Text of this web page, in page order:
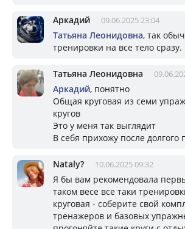
Аркадий 09.06.2025 23:04
Татьяна Леонидовна, так
тренировки на все тело сразу.
Татьяна Леонидовна
Аркадий, понятно
Общая круговая из семи
кругов
Это у меня так выглядит
В себя прихожу после долгого
Nataly? 10.06.2025 09:32
Я бы вам рекомендовала
таком весе все таки
круговая - соберите свой
тренажеров и базовых